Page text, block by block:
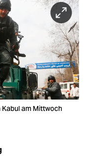
am Mittwoch